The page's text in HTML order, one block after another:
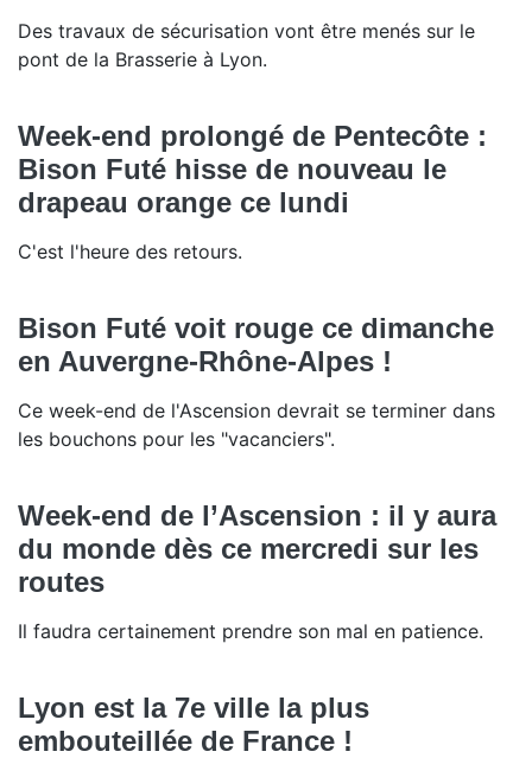
Des travaux de sécurisation vont être menés sur le
pont de la Brasserie à Lyon.
Week-end prolongé de Pentecôte :
Bison Futé hisse de nouveau le
drapeau orange ce lundi
C'est l'heure des retours.
Bison Futé voit rouge ce dimanche
en Auvergne-Rhône-Alpes !
Ce week-end de l'Ascension devrait se terminer dans
les bouchons pour les "vacanciers".
Week-end de l’Ascension : il y aura
du monde dès ce mercredi sur les
routes
Il faudra certainement prendre son mal en patience.
Lyon est la 7e ville la plus
embouteillée de France !